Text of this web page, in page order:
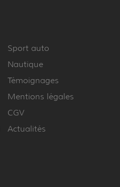
Sport auto
Nautique
Témoignages
Mentions légales
CGV
Actualités